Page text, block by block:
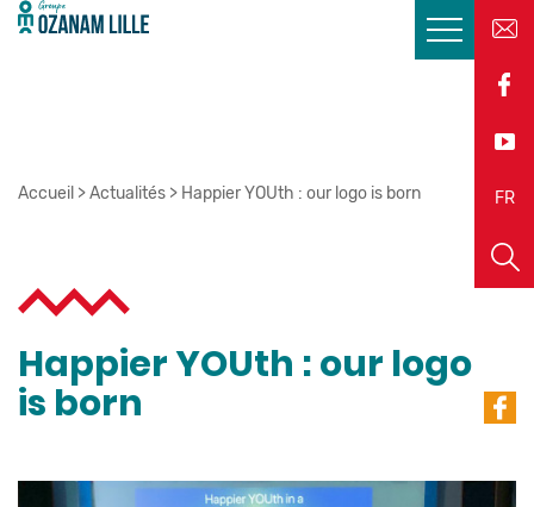
FR
EN
Accueil >Actualités > Happier YOUth : our logo is born
Happier YOUth : our logo
is born